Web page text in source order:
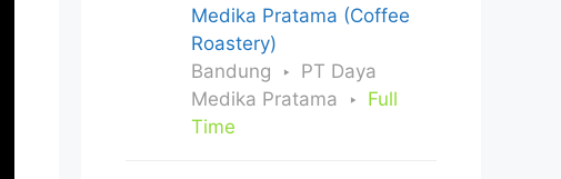
Medika Pratama (Coffee
Roastery)
Bandung
PT Daya
Medika Pratama
Full
Time